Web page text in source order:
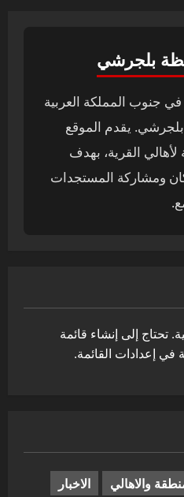
بلجرشي
جنوب المملكة العربية
يقدم الموقع
لأهالي القرية، بهدف
ومشاركة المستجدات
تحتاج إلى إنشاء قائمة
في إعدادات القائمة.
والاهالي الاخبار